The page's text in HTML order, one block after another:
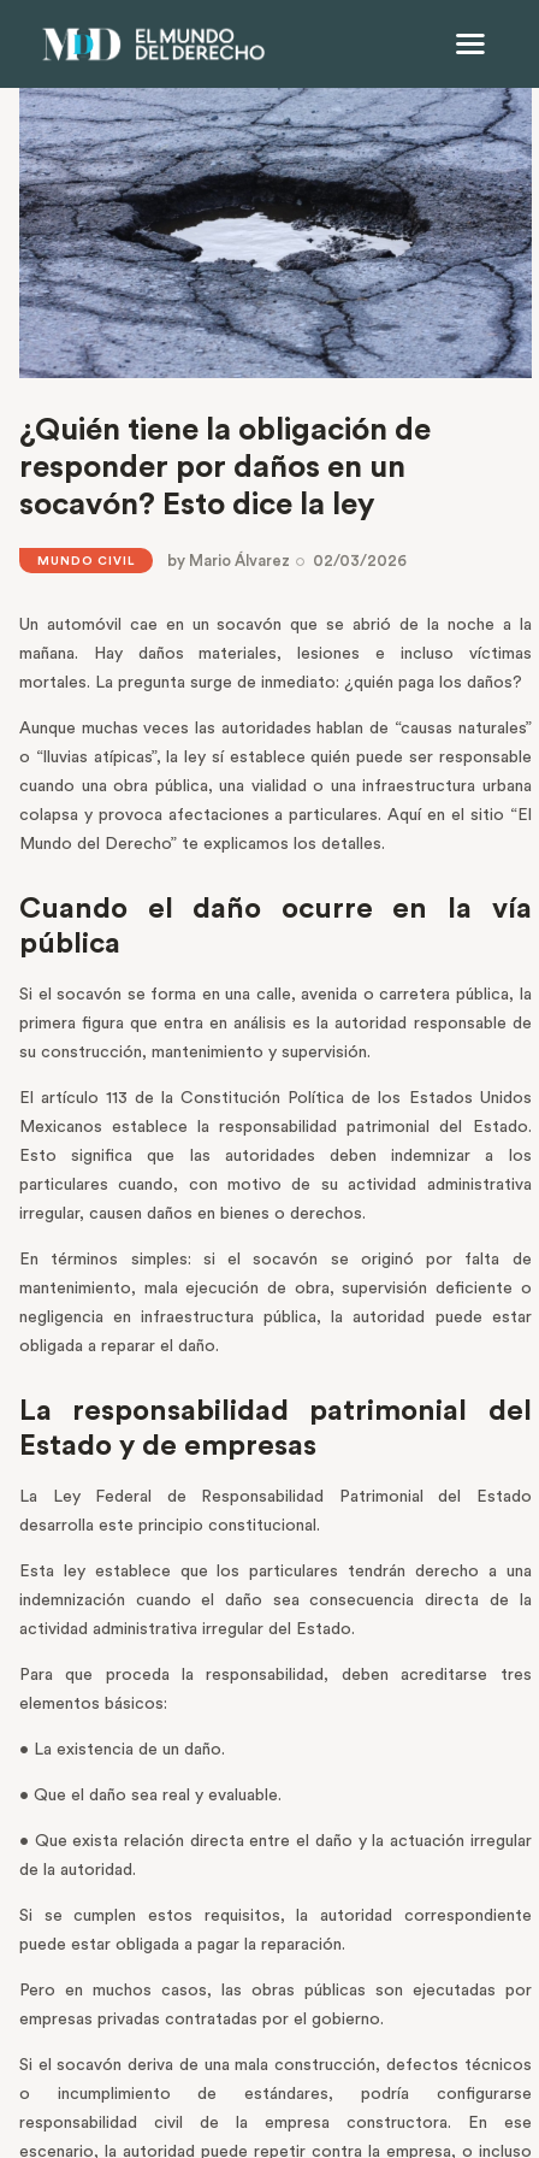
¿Quién tiene la obligación de
responder por daños en un
socavón? Esto dice la ley
MUNDO CIVIL by Mario Álvarez 02/03/2026
Un automóvil cae en un socavón que se abrió de la noche a la
mañana. Hay daños materiales, lesiones e incluso víctimas
mortales. La pregunta surge de inmediato: ¿quién paga los daños?
Aunque muchas veces las autoridades hablan de “causas naturales”
o “lluvias atípicas”, la ley sí establece quién puede ser responsable
cuando una obra pública, una vialidad o una infraestructura urbana
colapsa y provoca afectaciones a particulares. Aquí en el sitio “El
Mundo del Derecho” te explicamos los detalles.
Cuando el daño ocurre en la vía
pública
Si el socavón se forma en una calle, avenida o carretera pública, la
primera figura que entra en análisis es la autoridad responsable de
su construcción, mantenimiento y supervisión.
El artículo 113 de la Constitución Política de los Estados Unidos
Mexicanos establece la responsabilidad patrimonial del Estado.
Esto significa que las autoridades deben indemnizar a los
particulares cuando, con motivo de su actividad administrativa
irregular, causen daños en bienes o derechos.
En términos simples: si el socavón se originó por falta de
mantenimiento, mala ejecución de obra, supervisión deficiente o
negligencia en infraestructura pública, la autoridad puede estar
obligada a reparar el daño.
La responsabilidad patrimonial del
Estado y de empresas
La Ley Federal de Responsabilidad Patrimonial del Estado
desarrolla este principio constitucional.
Esta ley establece que los particulares tendrán derecho a una
indemnización cuando el daño sea consecuencia directa de la
actividad administrativa irregular del Estado.
Para que proceda la responsabilidad, deben acreditarse tres
elementos básicos:
• La existencia de un daño.
• Que el daño sea real y evaluable.
• Que exista relación directa entre el daño y la actuación irregular
de la autoridad.
Si se cumplen estos requisitos, la autoridad correspondiente
puede estar obligada a pagar la reparación.
Pero en muchos casos, las obras públicas son ejecutadas por
empresas privadas contratadas por el gobierno.
Si el socavón deriva de una mala construcción, defectos técnicos
o incumplimiento de estándares, podría configurarse
responsabilidad civil de la empresa constructora. En ese
escenario, la autoridad puede repetir contra la empresa, o incluso